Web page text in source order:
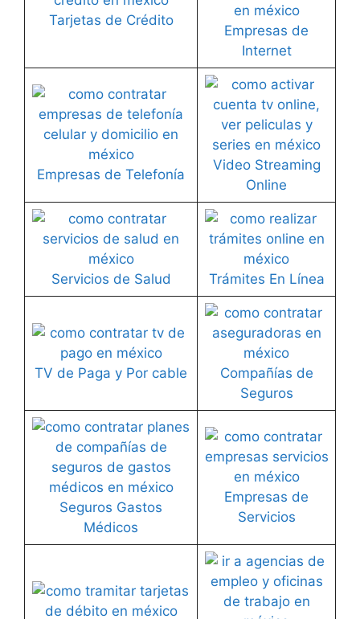
Tarjetas de Crédito
Empresas de
Internet
Empresas de Telefonía
Video Streaming
Online
Servicios de Salud Trámites En Línea
TV de Paga y Por cable
Compañías de
Seguros
Seguros Gastos
Médicos
Empresas de
Servicios